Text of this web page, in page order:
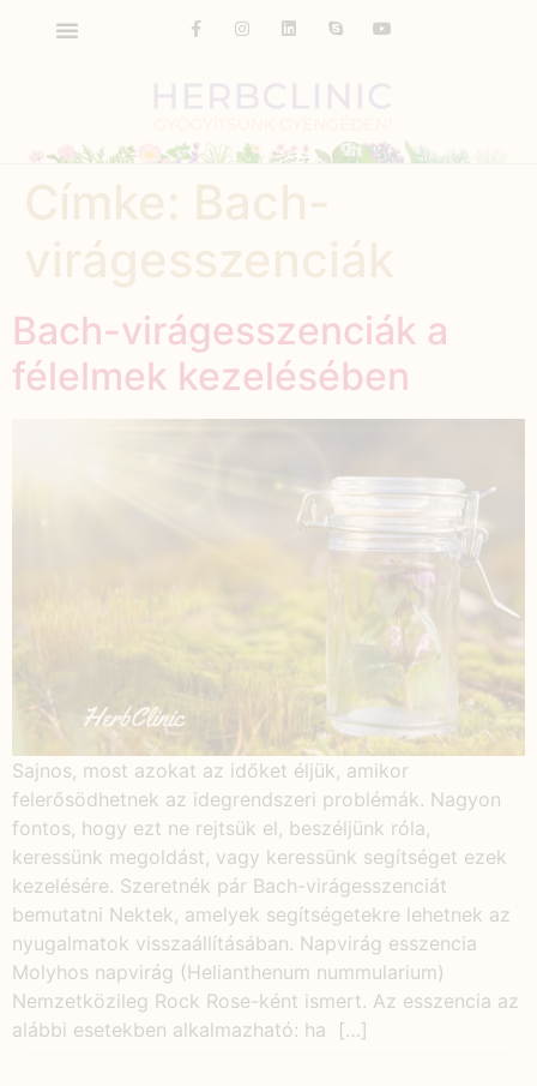
Bach-virágesszenciák a
félelmek kezelésében
Sajnos, most azokat az időket éljük, amikor
felerősödhetnek az idegrendszeri problémák. Nagyon
fontos, hogy ezt ne rejtsük el, beszéljünk róla,
keressünk megoldást, vagy keressünk segítséget ezek
kezelésére. Szeretnék pár Bach-virágesszenciát
bemutatni Nektek, amelyek segítségetekre lehetnek az
nyugalmatok visszaállításában. Napvirág esszencia
Molyhos napvirág (Helianthenum nummularium)
Nemzetközileg Rock Rose-ként ismert. Az esszencia az
alábbi esetekben alkalmazható: ha […]